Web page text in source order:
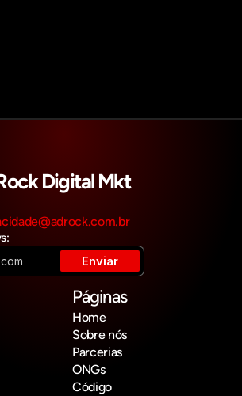
Digital Mkt
Páginas
Home
Sobre nós
Parcerias
ONGs
Código